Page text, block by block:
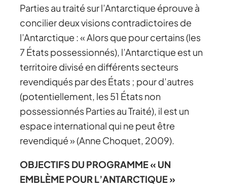
Parties au traité sur l’Antarctique éprouve à
concilier deux visions contradictoires de
l’Antarctique : « Alors que pour certains (les
7 États possessionnés), l’Antarctique est un
territoire divisé en différents secteurs
revendiqués par des États ; pour d’autres
(potentiellement, les 51 États non
possessionnés Parties au Traité), il est un
espace international qui ne peut être
revendiqué » (Anne Choquet, 2009).
OBJECTIFS DU PROGRAMME « UN
EMBLÈME POUR L’ANTARCTIQUE »